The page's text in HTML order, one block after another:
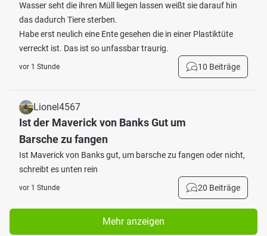
Wasser seht die ihren Müll liegen lassen weißt sie darauf hin
das dadurch Tiere sterben.
Habe erst neulich eine Ente gesehen die in einer Plastiktüte
verreckt ist. Das ist so unfassbar traurig.
vor 1 Stunde 10 Beiträge
Lionel4567
Ist der Maverick von Banks Gut um
Barsche zu fangen
Ist Maverick von Banks gut, um barsche zu fangen oder nicht,
schreibt es unten rein
vor 1 Stunde 20 Beiträge
Mehr anzeigen